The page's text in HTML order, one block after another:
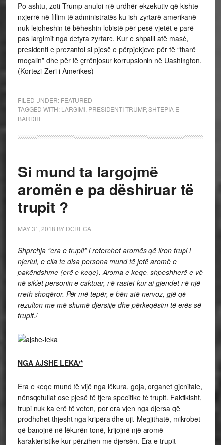
Po ashtu, zoti Trump anuloi një urdhër ekzekutiv që kishte
nxjerrë në fillim të administratës ku ish-zyrtarë amerikanë
nuk lejoheshin të bëheshin lobistë për pesë vjetët e parë
pas largimit nga detyra zyrtare. Kur e shpalli atë masë,
presidenti e prezantoi si pjesë e përpjekjeve për të “tharë
moçalin” dhe për të çrrënjosur korrupsionin në Uashington.
(Kortezi-Zeri i Amerikes)
FILED UNDER: FEATURED
TAGGED WITH: LARGIMI, PRESIDENTI TRUMP, SHTEPIA E
BARDHE
Si mund ta largojmë
aromën e pa dëshiruar të
trupit ?
MAY 31, 2018 BY DGRECA
Shprehja “era e trupit” i referohet aromës që liron trupi i
njeriut, e cila te disa persona mund të jetë aromë e
pakëndshme (erë e keqe). Aroma e keqe, shpeshherë e vë
në siklet personin e caktuar, në rastet kur ai gjendet në një
rreth shoqëror. Për më tepër, e bën atë nervoz, gjë që
rezulton me më shumë djersitje dhe përkeqësim të erës së
trupit./
NGA AJSHE LEKA/*
Era e keqe mund të vijë nga lëkura, goja, organet gjenitale,
nënsqetullat ose pjesë të tjera specifike të trupit. Faktikisht,
trupi nuk ka erë të veten, por era vjen nga djersa që
prodhohet thjesht nga kripëra dhe uji. Megjithatë, mikrobet
që banojnë në lëkurën tonë, krijojnë një aromë
karakteristike kur përzihen me djersën. Era e trupit